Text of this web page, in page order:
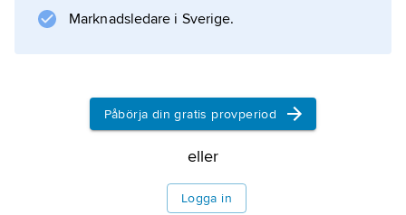
Marknadsledare i Sverige.
Påbörja din gratis provperiod
eller
Logga in